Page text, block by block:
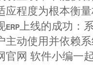
应程度为根本衡
ERP 上线的成功：
动使用并依赖系
官网 软件小编一